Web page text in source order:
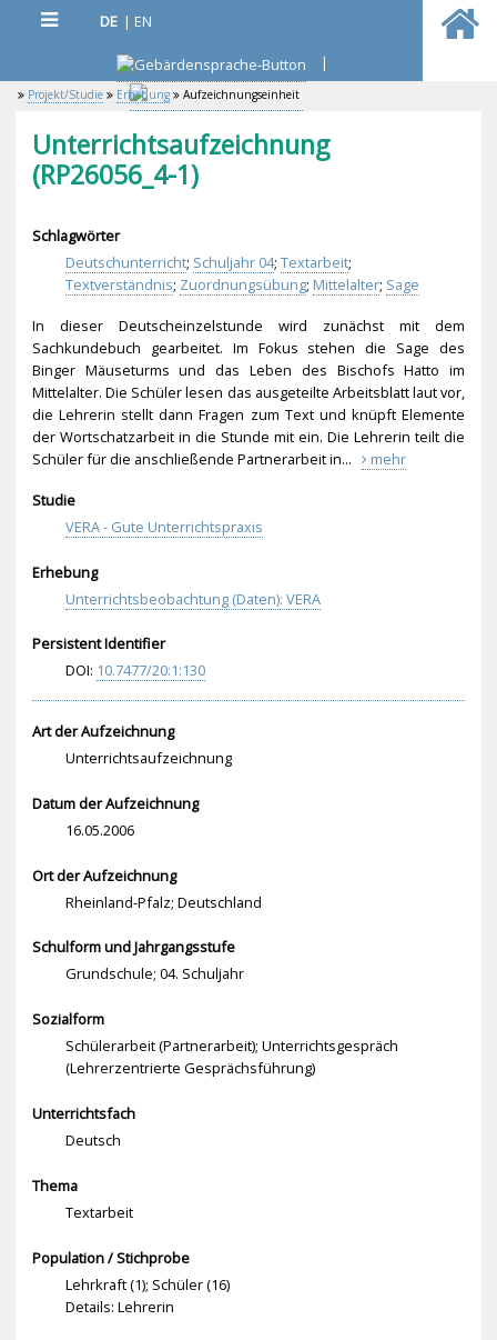
DE | EN
|
Projekt/Studie Erhebung Aufzeichnungseinheit
Unterrichtsaufzeichnung
(RP26056_4-1)
Schlagwörter
Deutschunterricht; Schuljahr 04; Textarbeit;
Textverständnis; Zuordnungsübung; Mittelalter; Sage
In dieser Deutscheinzelstunde wird zunächst mit dem
Sachkundebuch gearbeitet. Im Fokus stehen die Sage des
Binger Mäuseturms und das Leben des Bischofs Hatto im
Mittelalter. Die Schüler lesen das ausgeteilte Arbeitsblatt laut vor,
die Lehrerin stellt dann Fragen zum Text und knüpft Elemente
der Wortschatzarbeit in die Stunde mit ein. Die Lehrerin teilt die
Schüler für die anschließende Partnerarbeit in...
mehr
Studie
VERA - Gute Unterrichtspraxis
Erhebung
Unterrichtsbeobachtung (Daten): VERA
Persistent Identifier
DOI: 10.7477/20:1:130
Art der Aufzeichnung
Unterrichtsaufzeichnung
Datum der Aufzeichnung
16.05.2006
Ort der Aufzeichnung
Rheinland-Pfalz; Deutschland
Schulform und Jahrgangsstufe
Grundschule; 04. Schuljahr
Sozialform
Schülerarbeit (Partnerarbeit); Unterrichtsgespräch
(Lehrerzentrierte Gesprächsführung)
Unterrichtsfach
Deutsch
Thema
Textarbeit
Population / Stichprobe
Lehrkraft (1); Schüler (16)
Details: Lehrerin